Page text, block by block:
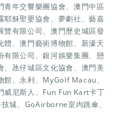
年交響樂團協會、澳門中區
耶穌聖嬰協會、夢劇社、藝嘉
覽有限公司、澳門歷史城區發
體、澳門藝術博物館、新濠天
有限公司、銀河娛樂集團、戀
、氹仔城區文化協會、澳門美
館、永利、MyGolf Macau、
威尼斯人、Fun Fun Kart卡丁
城、GoAirborne室內跳傘、